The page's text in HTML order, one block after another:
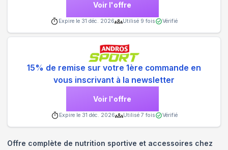
Voir l'offre
Expire le 31 déc. 2026 Utilisé 9 fois Vérifié
15% de remise sur votre 1ère commande en
vous inscrivant à la newsletter
Voir l'offre
Expire le 31 déc. 2026 Utilisé 7 fois Vérifié
Offre complète de nutrition sportive et accessoires chez